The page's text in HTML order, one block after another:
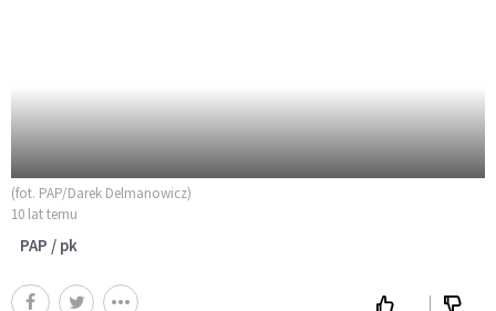
(fot. PAP/Darek Delmanowicz)
10 lat temu
PAP / pk